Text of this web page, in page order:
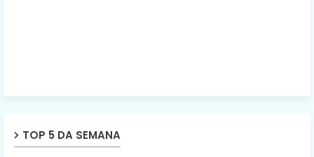
TOP 5 DA SEMANA